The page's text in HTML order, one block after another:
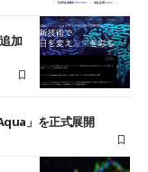
加
」を正式展開